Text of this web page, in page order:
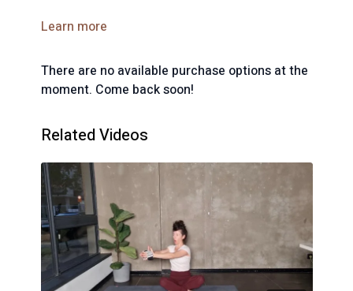
Learn more
There are no available purchase options at the
moment. Come back soon!
Related Videos